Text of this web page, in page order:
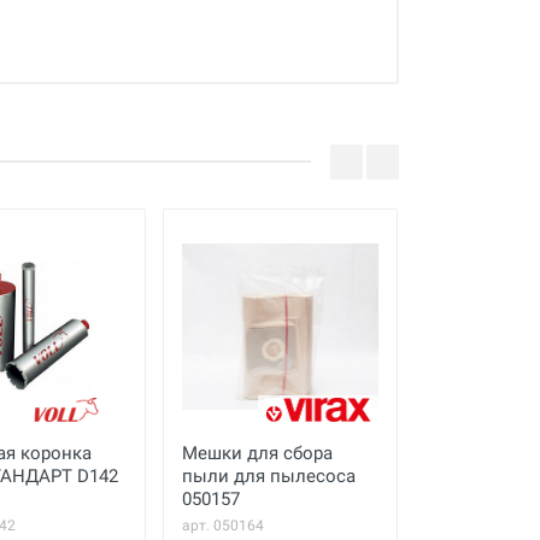
коронка
D142
Мешки для сбора
пыли для пылесоса
050157
арт. 050164